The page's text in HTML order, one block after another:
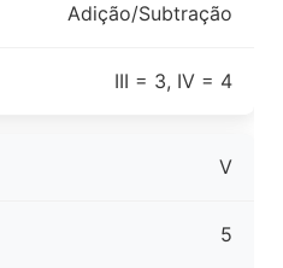
Adição/Subtração
III = 3, IV = 4
V
5